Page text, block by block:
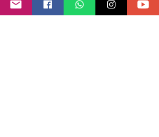
será colocada à disposição do Tribunal
de Instrução n° 3 de São Vicente para